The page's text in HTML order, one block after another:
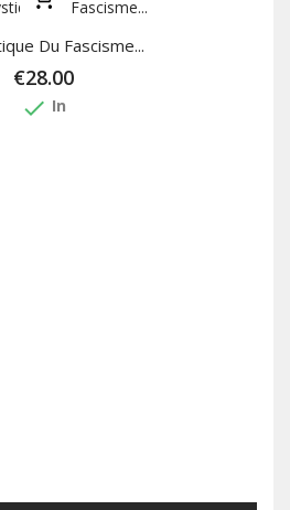
Du Fascisme...
€28.00
done In